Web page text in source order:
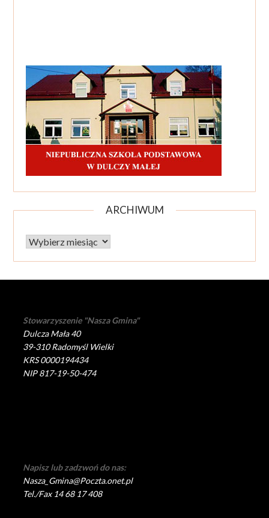
ARCHIWUM
Archiwum
Stowarzyszenie "Nasza Gmina"
Dulcza Mała 40
39-310 Radomyśl Wielki
KRS 0000194434
NIP 817-19-50-474
Napisz lub zadzwoń do nas:
Nasza_Gmina@Poczta.onet.pl
Tel./Fax 14 68 17 408